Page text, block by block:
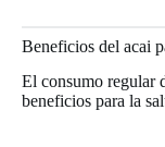
Beneficios del acai
El consumo regular
beneficios para la